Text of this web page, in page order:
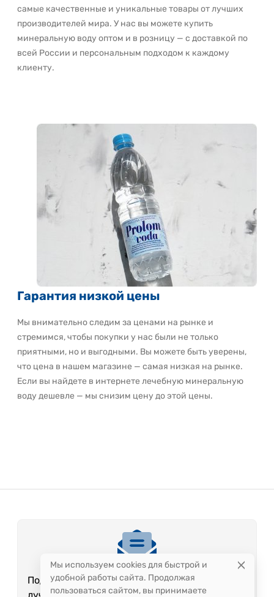
самые качественные и уникальные товары от лучших
производителей мира. У нас вы можете купить
минеральную воду оптом и в розницу — с доставкой по
всей России и персональным подходом к каждому
клиенту.
Гарантия низкой цены
Мы внимательно следим за ценами на рынке и
стремимся, чтобы покупки у нас были не только
приятными, но и выгодными. Вы можете быть уверены,
что цена в нашем магазине — самая низкая на рынке.
Если вы найдете в интернете лечебную минеральную
воду дешевле — мы снизим цену до этой цены.
Подпишитесь на рассылку, чтобы получать
Мы используем cookies для быстрой и
удобной работы сайта. Продолжая
пользоваться сайтом, вы принимаете